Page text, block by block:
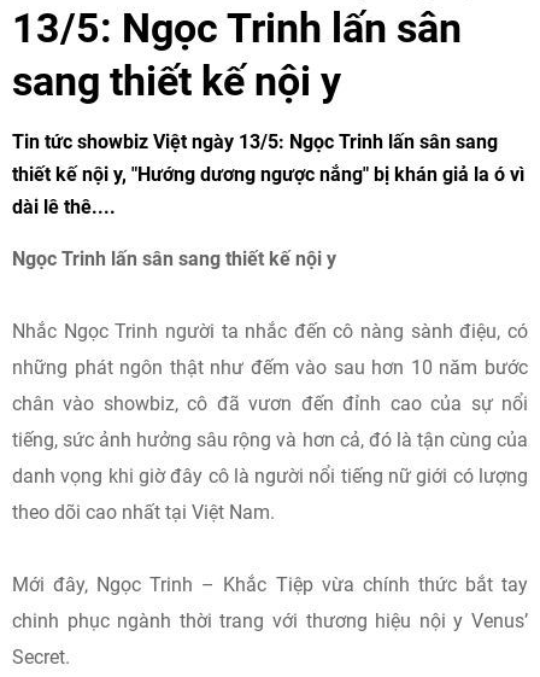
13/5: Ngọc Trinh lấn sân
sang thiết kế nội y
Tin tức showbiz Việt ngày 13/5: Ngọc Trinh lấn sân sang
thiết kế nội y, "Hướng dương ngược nắng" bị khán giả la ó vì
dài lê thê....
Ngọc Trinh lấn sân sang thiết kế nội y
Nhắc Ngọc Trinh người ta nhắc đến cô nàng sành điệu, có
những phát ngôn thật như đếm vào sau hơn 10 năm bước
chân vào showbiz, cô đã vươn đến đỉnh cao của sự nổi
tiếng, sức ảnh hưởng sâu rộng và hơn cả, đó là tận cùng của
danh vọng khi giờ đây cô là người nổi tiếng nữ giới có lượng
theo dõi cao nhất tại Việt Nam.
Mới đây, Ngọc Trinh – Khắc Tiệp vừa chính thức bắt tay
chinh phục ngành thời trang với thương hiệu nội y Venus’
Secret.